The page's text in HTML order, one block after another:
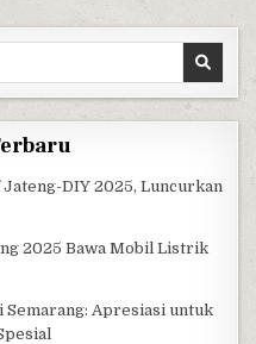
DIY 2025, Luncurkan
2025 Bawa Mobil Listrik
Apresiasi untuk